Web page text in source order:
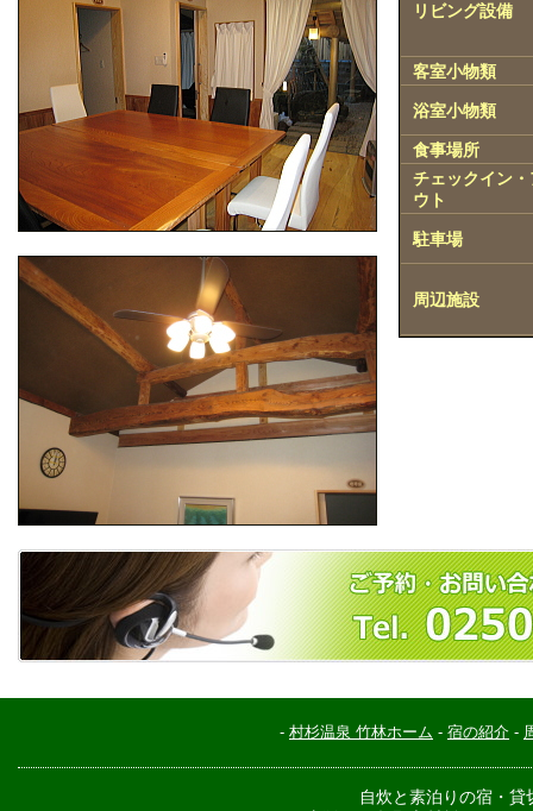
リビング設備
客室小物類
浴室小物類
食事場所
チェックイン・
ウト
駐車場
周辺施設
- 村杉温泉 竹林ホーム - 宿の紹介 -
自炊と素泊りの宿・